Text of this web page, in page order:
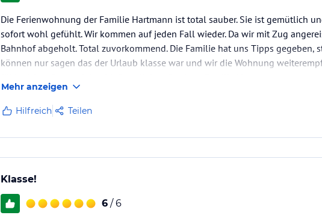
Die Ferienwohnung der Familie Hartmann ist total sauber. Sie ist gemütlich
sofort wohl gefühlt. Wir kommen auf jeden Fall wieder. Da wir mit Zug
Bahnhof abgeholt. Total zuvorkommend. Die Familie hat uns Tipps gegeben,
können nur sagen das der Urlaub klasse war und wir die Wohnung
Mehr anzeigen
Hilfreich Teilen
Klasse!
6 / 6